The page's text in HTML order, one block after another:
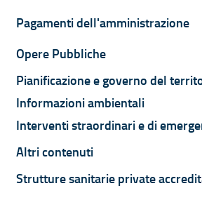
Pagamenti dell'amministrazione
Opere Pubbliche
Pianificazione e governo del
Informazioni ambientali
Interventi straordinari e di
Altri contenuti
Strutture sanitarie private